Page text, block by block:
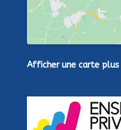
Afficher une carte plus